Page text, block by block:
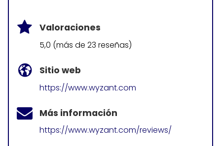
Valoraciones
5,0 (más de 23 reseñas)
Sitio web
https://www.wyzant.com
Más información
https://www.wyzant.com/reviews/